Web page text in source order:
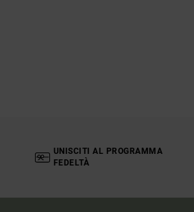
UNISCITI AL PROGRAMMA
FEDELTÀ